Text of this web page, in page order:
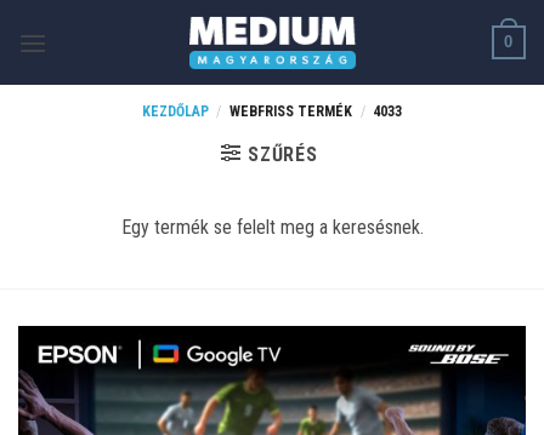
0
KEZDŐLAP / WEBFRISS TERMÉK / 4033
SZŰRÉS
Egy termék se felelt meg a keresésnek.